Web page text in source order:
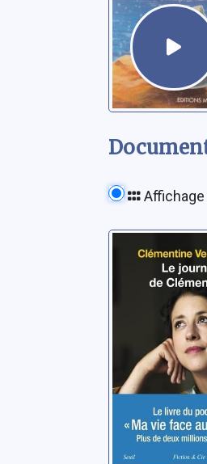
Affichage
Le journal
vie face
cancer
Vergnaud,